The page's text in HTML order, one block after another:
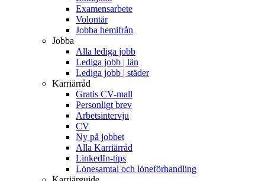
Examensarbete
Volontär
Jobba hemifrån
Jobba
Alla lediga jobb
Lediga jobb | län
Lediga jobb | städer
Karriärråd
Gratis CV-mall
Personligt brev
Arbetsintervju
CV
Ny på jobbet
Alla Karriärråd
LinkedIn-tips
Lönesamtal och löneförhandling